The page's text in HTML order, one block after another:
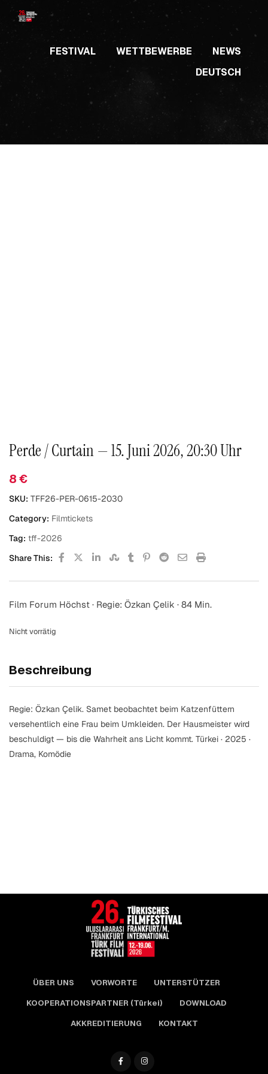
content
FESTIVAL WETTBEWERBE
NEWS
DEUTSCH
Perde / Curtain — 15. Juni 2026, 20:30 Uhr
8 €
SKU: TFF26-PER-0615-2030
Category: Filmtickets
Tag: tff-2026
Share This:
Film Forum Höchst · Regie: Özkan Çelik · 84 Min.
Nicht vorrätig
Beschreibung
Regie: Özkan Çelik. Samet beobachtet beim Katzenfüttern
versehentlich eine Frau beim Umkleiden. Der Hausmeister wird
beschuldigt — bis die Wahrheit ans Licht kommt. Türkei · 2025 ·
Drama, Komödie
ÜBER UNS VORWORTE
UNTERSTÜTZER
KOOPERATIONSPARTNER (Türkei)
DOWNLOAD
AKKREDITIERUNG
KONTAKT